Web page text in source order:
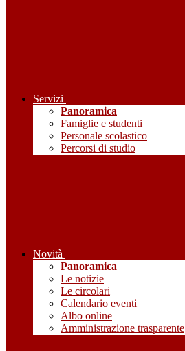
Servizi
Panoramica
Famiglie e studenti
Personale scolastico
Percorsi di studio
Novità
Panoramica
Le notizie
Le circolari
Calendario eventi
Albo online
Amministrazione trasparente